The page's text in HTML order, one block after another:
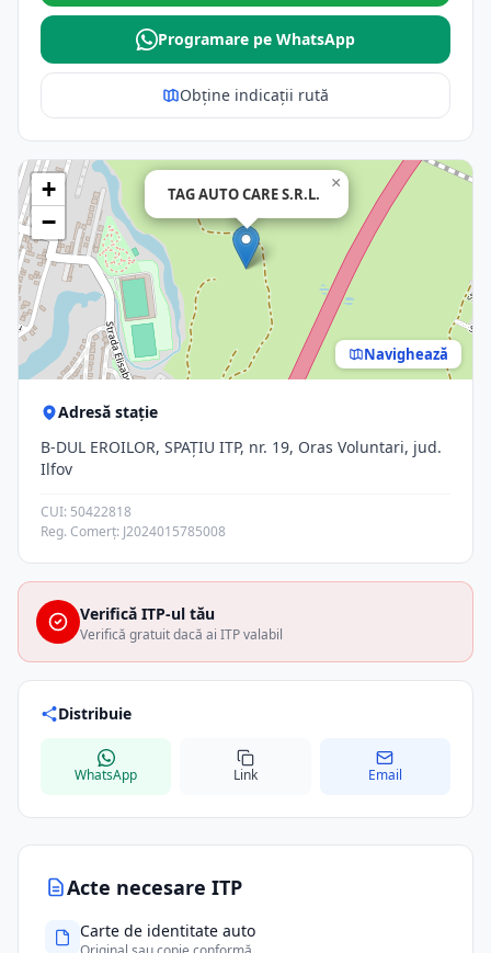
Acte necesare ITP
Carte de identitate auto
Programare pe WhatsApp
Obține indicații rută
TAG AUTO CARE S.R.L.
×
+
−
Navighează
Adresă stație
B-DUL EROILOR, SPAŢIU ITP, nr. 19, Oras Voluntari, jud.
Ilfov
CUI: 50422818
Reg. Comerț: J2024015785008
Verifică ITP-ul tău
Verifică gratuit dacă ai ITP valabil
Distribuie
WhatsApp Link Email